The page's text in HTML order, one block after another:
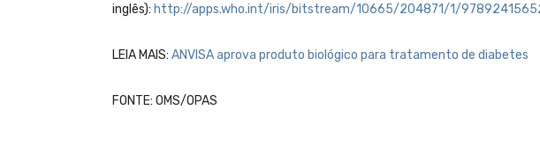
inglês): http://apps.who.int/iris/bitstream/10665/204871/1/
LEIA MAIS: ANVISA aprova produto biológico para tratamento de diabetes
FONTE: OMS/OPAS